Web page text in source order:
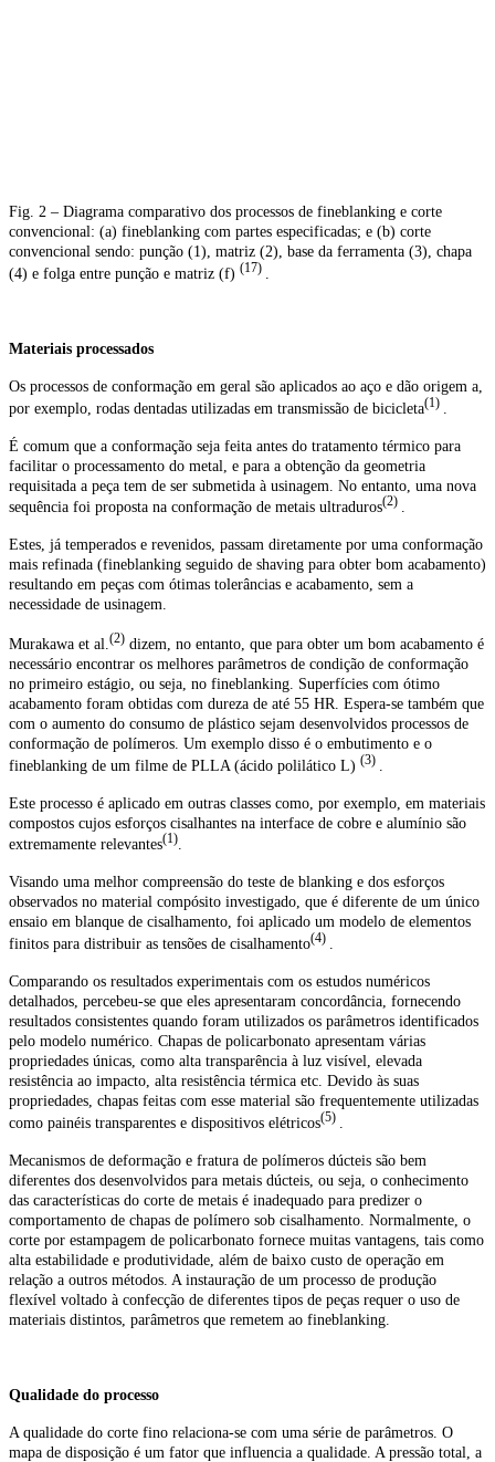
Fig. 2 – Diagrama comparativo dos processos de fineblanking e corte
convencional: (a) fineblanking com partes especificadas; e (b) corte
convencional sendo: punção (1), matriz (2), base da ferramenta (3), chapa
(4) e folga entre punção e matriz (f) (17) .
Materiais processados
Os processos de conformação em geral são aplicados ao aço e dão origem a,
por exemplo, rodas dentadas utilizadas em transmissão de bicicleta(1)
É comum que a conformação seja feita antes do tratamento térmico para
facilitar o processamento do metal, e para a obtenção da geometria
requisitada a peça tem de ser submetida à usinagem. No entanto, uma nova
sequência foi proposta na conformação de metais ultraduros(2) .
Estes, já temperados e revenidos, passam diretamente por uma conformação
mais refinada (fineblanking seguido de shaving para obter bom acabamento)
resultando em peças com ótimas tolerâncias e acabamento, sem a
necessidade de usinagem.
Murakawa et al.(2) dizem, no entanto, que para obter um bom acabamento é
necessário encontrar os melhores parâmetros de condição de conformação
no primeiro estágio, ou seja, no fineblanking. Superfícies com ótimo
acabamento foram obtidas com dureza de até 55 HR. Espera-se também que
com o aumento do consumo de plástico sejam desenvolvidos processos de
conformação de polímeros. Um exemplo disso é o embutimento e o
fineblanking de um filme de PLLA (ácido polilático L) (3)
Este processo é aplicado em outras classes como, por exemplo, em materiais
compostos cujos esforços cisalhantes na interface de cobre e alumínio são
extremamente relevantes(1).
Visando uma melhor compreensão do teste de blanking e dos esforços
observados no material compósito investigado, que é diferente de um único
ensaio em blanque de cisalhamento, foi aplicado um modelo de elementos
finitos para distribuir as tensões de cisalhamento(4) .
Comparando os resultados experimentais com os estudos numéricos
detalhados, percebeu-se que eles apresentaram concordância, fornecendo
resultados consistentes quando foram utilizados os parâmetros identificados
pelo modelo numérico. Chapas de policarbonato apresentam várias
propriedades únicas, como alta transparência à luz visível, elevada
resistência ao impacto, alta resistência térmica etc. Devido às suas
propriedades, chapas feitas com esse material são frequentemente utilizadas
como painéis transparentes e dispositivos elétricos(5)
Mecanismos de deformação e fratura de polímeros dúcteis são bem
diferentes dos desenvolvidos para metais dúcteis, ou seja, o conhecimento
das características do corte de metais é inadequado para predizer o
comportamento de chapas de polímero sob cisalhamento. Normalmente, o
corte por estampagem de policarbonato fornece muitas vantagens, tais como
alta estabilidade e produtividade, além de baixo custo de operação em
relação a outros métodos. A instauração de um processo de produção
flexível voltado à confecção de diferentes tipos de peças requer o uso de
materiais distintos, parâmetros que remetem ao fineblanking.
Qualidade do processo
A qualidade do corte fino relaciona-se com uma série de parâmetros. O
mapa de disposição é um fator que influencia a qualidade. A pressão total, a